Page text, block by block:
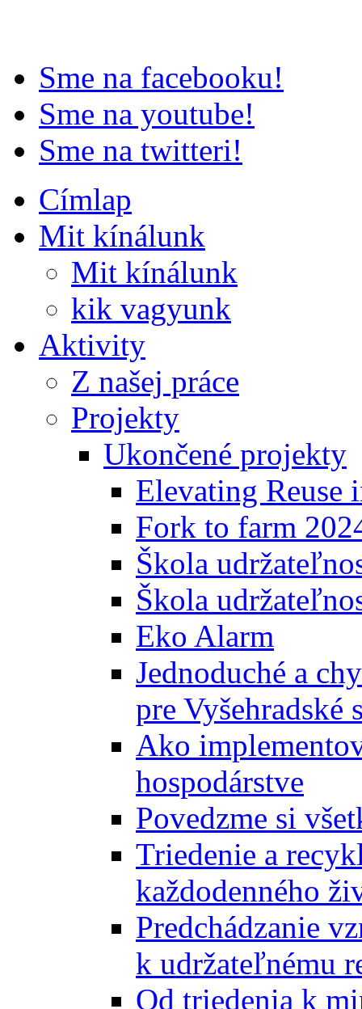
Sme na facebooku!
Sme na youtube!
Sme na twitteri!
Címlap
Mit kínálunk
Mit kínálunk
kik vagyunk
Aktivity
Z našej práce
Projekty
Ukončené projekty
Elevating Reuse
Fork to farm
Škola
Škola
Eko Alarm
Jednoduché a
pre Vyšehradské
Ako
hospodárstve
Povedzme si
Triedenie a
každodenného
Predchádzanie
k udržateľnému
Od triedenia k